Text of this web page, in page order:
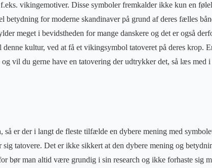
vikingemotiver. Disse symboler fremkalder ikke kun en
betydning for moderne skandinaver på grund af deres fælles
meget i bevidstheden for mange danskere og det er også
kultur, ved at få et vikingsymbol tatoveret på deres krop.
vil du gerne have en tatovering der udtrykker det, så læs med i
er der i langt de fleste tilfælde en dybere mening med
sig tatovere. Det er ikke sikkert at den dybere mening og
bør man altid være grundig i sin research og ikke forhaste sig